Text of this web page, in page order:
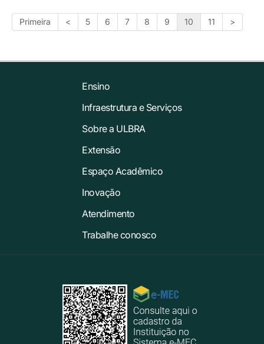
Primeira < 5 6 7 8 9 10 11 >
Ensino
Infraestrutura e Serviços
Sobre a ULBRA
Extensão
Espaço Acadêmico
Inovação
Atendimento
Trabalhe conosco